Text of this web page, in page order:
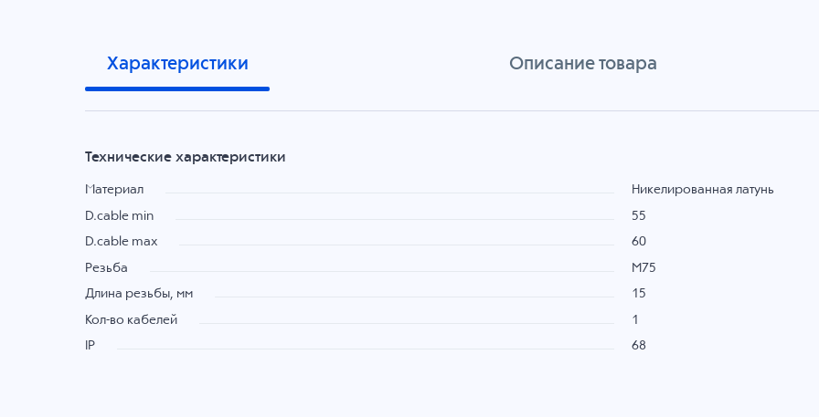
Характеристики Описание товара
Технические характеристики
Материал Никелированная латунь
D.cable min 55
D.cable max 60
Резьба M75
Длина резьбы, мм 15
Кол-во кабелей 1
IP 68